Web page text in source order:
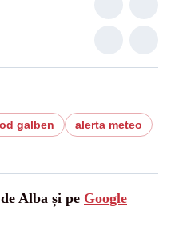
galben
alerta meteo
Alba și pe Google